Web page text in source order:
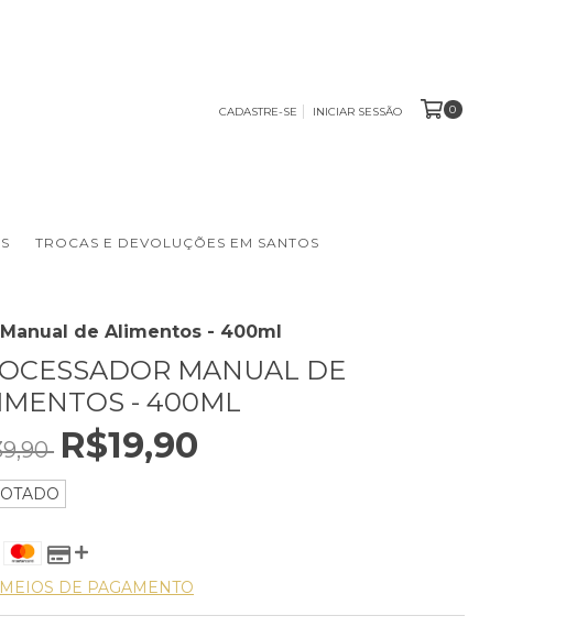
CADASTRE-SE INICIAR SESSÃO 0
TROCAS E DEVOLUÇÕES EM SANTOS
de Alimentos - 400ml
MANUAL DE
- 400ML
R$19,90
DE PAGAMENTO